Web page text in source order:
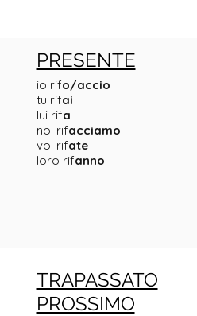
PRESENTE
io rifo/accio
tu rifai
lui rifa
noi rifacciamo
voi rifate
loro rifanno
TRAPASSATO
PROSSIMO